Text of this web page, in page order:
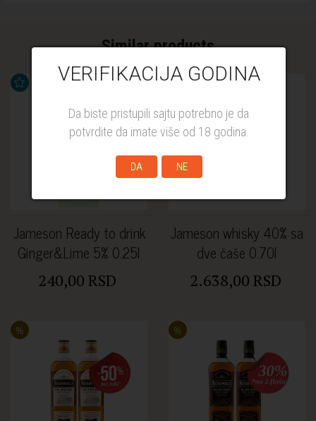
VERIFIKACIJA GODINA
Da biste pristupili sajtu potrebno je da
potvrdite da imate više od 18 godina.
DA NE
Similar products
Jameson Ready to drink
Ginger&Lime 5% 0.25l
240,00 RSD
Jameson whisky 40% sa
dve čaše 0.70l
2.638,00 RSD
% %